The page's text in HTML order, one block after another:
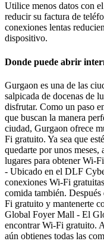
Utilice menos datos con
reducir su factura de
conexiones lentas
dispositivo.
Donde puede abrir
Gurgaon es una de las
salpicada de docenas de
disfrutar. Como un paso
que buscan la manera
ciudad, Gurgaon ofrece
Fi gratuito. Ya sea que
quedarte por unos
lugares para obtener
- Ubicado en el DLF
conexiones Wi-Fi
comida también.
Fi gratuito y mantenerte
Global Foyer Mall - El
encontrar Wi-Fi gratuito.
aún obtienes todas las